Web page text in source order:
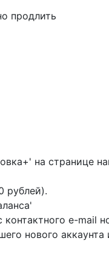
продлить
на странице
рублей).
контактного e-mail
нового аккаунта